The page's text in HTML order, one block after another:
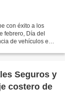
con éxito a los
febrero, Día del
de vehículos en
Seguros y
costero de